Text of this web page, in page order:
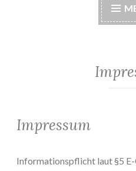
Impressum
Informationspflicht laut §5